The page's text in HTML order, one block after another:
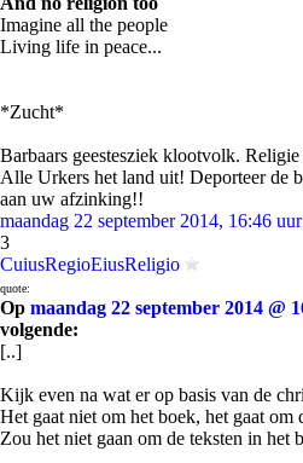
Imagine all the people
Living life in peace...
*Zucht*
Barbaars geestesziek klootvolk.
Alle Urkers het land uit! Deporteer de
aan uw afzinking!!
maandag 22 september 2014, 16:46 uur
3
CuiusRegioEiusReligio
quote:
Op maandag 22 september 2014 @
volgende:
[..]
Kijk even na wat er op basis van de
Het gaat niet om het boek, het gaat om
Zou het niet gaan om de teksten in het